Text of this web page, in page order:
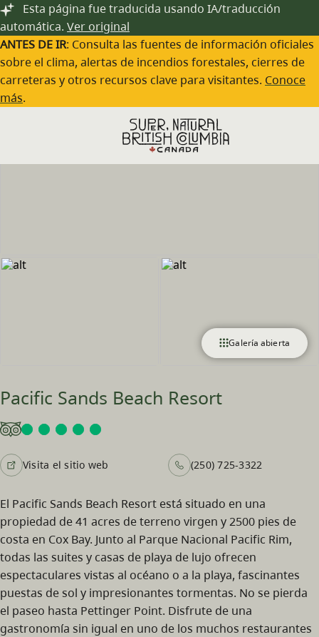
Saltar al contenido principal
Esta página fue traducida usando IA/traducción
automática. Ver original
ANTES DE IR: Consulta las fuentes de información oficiales
sobre el clima, alertas de incendios forestales, cierres de
carreteras y otros recursos clave para visitantes. Conoce
más.
Galería abierta
Pacific Sands Beach Resort
Visita el sitio web (250) 725-3322
El Pacific Sands Beach Resort está situado en una
propiedad de 41 acres de terreno virgen y 2500 pies de
costa en Cox Bay. Junto al Parque Nacional Pacific Rim,
todas las suites y casas de playa de lujo ofrecen
espectaculares vistas al océano o a la playa, fascinantes
puestas de sol y impresionantes tormentas. No se pierda
el paseo hasta Pettinger Point. Disfrute de una
gastronomía sin igual en uno de los muchos restaurantes